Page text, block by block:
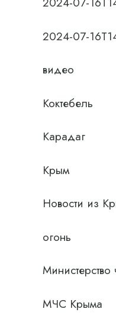
2024-07-
видео
Коктебель
Карадаг
Крым
Новости из
огонь
МЧС Крыма